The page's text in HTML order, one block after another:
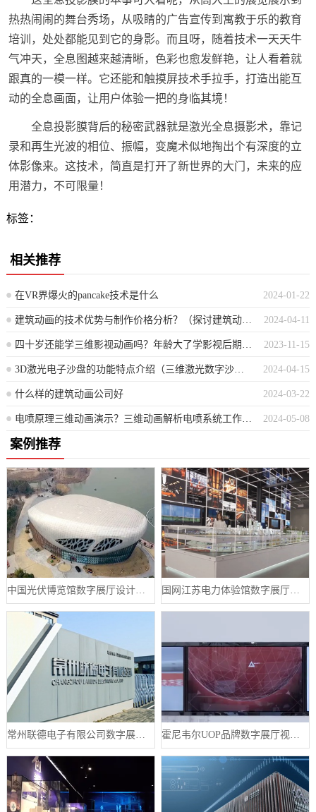
热热闹闹的舞台秀场，从吸睛的广告宣传到寓教于乐的教育
培训，处处都能见到它的身影。而且呀，随着技术一天天牛
气冲天，全息图越来越清晰，色彩也愈发鲜艳，让人看着就
跟真的一模一样。它还能和触摸屏技术手拉手，打造出能互
动的全息画面，让用户体验一把的身临其境！
全息投影膜背后的秘密武器就是激光全息摄影术，靠记
录和再生光波的相位、振幅，变魔术似地掏出个有深度的立
体影像来。这技术，简直是打开了新世界的大门，未来的应
用潜力，不可限量！
标签：
相关推荐
2024-01-22
在VR界爆火的pancake技术是什么
2024-04-11
建筑动画的技术优势与制作价格分析？（探讨建筑动画的技效优势及成本造价评估）
2023-11-15
2024-04-15
3D激光电子沙盘的功能特点介绍（三维激光数字沙盘的创新优势解析）
2024-03-22
什么样的建筑动画公司好
2024-05-08
电喷原理三维动画演示？三维动画解析电喷系统工作原理
案例推荐
中国光伏博览馆数字展厅设计案例 国网江苏电力体验馆数字展厅案例
常州联德电子有限公司数字展厅设计案例